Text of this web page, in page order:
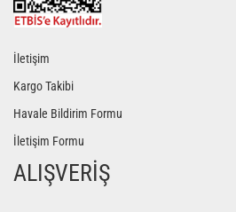
İletişim
Kargo Takibi
Havale Bildirim Formu
İletişim Formu
ALIŞVERİŞ